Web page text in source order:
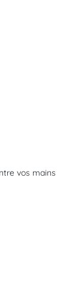
vos mains